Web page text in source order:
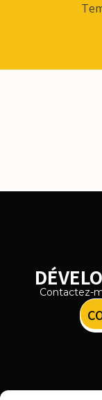
Contactez-